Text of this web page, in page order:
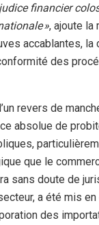
financier
», ajoute la
accablantes,
des
revers de
absolue de
que le
sans doute de
a été mis
des